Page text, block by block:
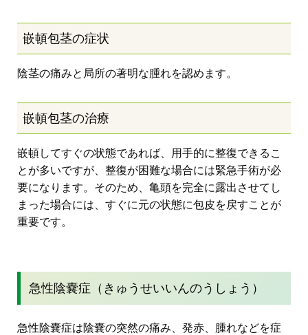
嵌頓包茎の症状
陰茎の痛みと局所の著明な腫れを認めます。
嵌頓包茎の治療
嵌頓してすぐの状態であれば、用手的に整復できるこ
とが多いですが、整復が困難な場合には緊急手術が必
要になります。そのため、亀頭を完全に露出させてし
まった場合には、すぐに元の状態に包皮を戻すことが
重要です。
急性陰嚢症（きゅうせいいんのうしょう）
急性陰嚢症は陰嚢の突然の痛み、発赤、腫れなどを症